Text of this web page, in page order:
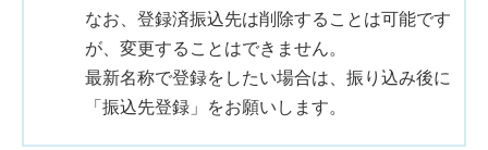
なお、登録済振込先は削除することは可能です
が、変更することはできません。
最新名称で登録をしたい場合は、振り込み後に
「振込先登録」をお願いします。